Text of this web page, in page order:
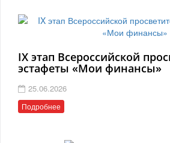
IX этап Всероссийской
эстафеты «Мои финансы»
25.06.2026
Подробнее